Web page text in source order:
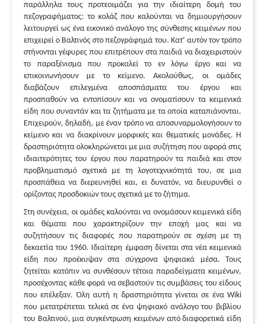
παράλληλα τους προτεοιμάζει για την ιδιαίτερη δομή του
πεζογραφήματος: το κολάζ που καλούνται να δημιουργήσουν
λειτουργεί ως ένα εικονικό ανάλογο της σύνθεσης κειμένων που
επιχειρεί ο Βαλτινός στο πεζογράφημά του. Κατ’ αυτόν τον τρόπο
στήνονται γέφυρες που επιτρέπουν στα παιδιά να διαχειριστούν
το παραξένισμα που προκαλεί το εν λόγω έργο και να
επικοινωνήσουν με το κείμενο. Ακολούθως, οι ομάδες
διαβάζουν επιλεγμένα αποσπάσματα του έργου και
προσπαθούν να εντοπίσουν και να ονοματίσουν τα κειμενικά
είδη που συναντάν και τα ζητήματα με τα οποία καταπιάνονται.
Επιχειρούν, δηλαδή, με έναν τρόπο να αποσυναρμολογήσουν το
κείμενο και να διακρίνουν μορφικές και θεματικές μονάδες. Η
δραστηριότητα ολοκληρώνεται με μια συζήτηση που αφορά στις
ιδιαιτερότητες του έργου που παρατηρούν τα παιδιά και στον
προβληματισμό σχετικά με τη λογοτεχνικότητά του, σε μια
προσπάθεια να διερευνηθεί και, ει δυνατόν, να διευρυνθεί ο
ορίζοντας προσδοκιών τους σχετικά με το ζήτημα.
Στη συνέχεια, οι ομάδες καλούνται να ονομάσουν κειμενικά είδη
και θέματα που χαρακτηρίζουν την εποχή μας και να
συζητήσουν τις διαφορές που παρατηρούν σε σχέση με τη
δεκαετία του 1960. Ιδιαίτερη έμφαση δίνεται στα νέα κειμενικά
είδη που προέκυψαν στα σύγχρονα ψηφιακά μέσα. Τους
ζητείται κατόπιν να συνθέσουν τέτοια παραδείγματα κειμένων,
προσέχοντας κάθε φορά να σεβαστούν τις συμβάσεις του είδους
που επέλεξαν. Όλη αυτή η δραστηριότητα γίνεται σε ένα Wiki
που μετατρέπεται τελικά σε ένα ψηφιακό ανάλογο του βιβλίου
του Βαλτινού, μια συγκέντρωση κειμένων από διαφορετικά είδη